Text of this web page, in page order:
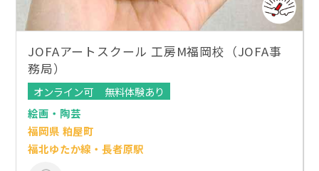
JOFAアートスクール 工房M福岡校（JOFA事
務局）
オンライン可
無料体験あり
絵画・陶芸
福岡県 粕屋町
福北ゆたか線・長者原駅